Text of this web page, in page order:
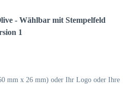
- Wählbar mit Stempelfeld
1
mm x 26 mm) oder Ihr Logo oder Ihre